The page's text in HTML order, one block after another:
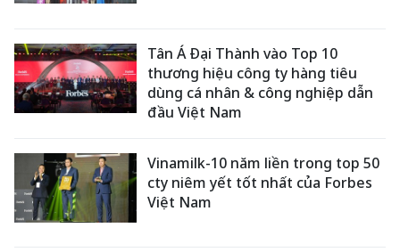
Tân Á Đại Thành vào Top 10
thương hiệu công ty hàng tiêu
dùng cá nhân & công nghiệp dẫn
đầu Việt Nam
Vinamilk-10 năm liền trong top 50
cty niêm yết tốt nhất của Forbes
Việt Nam